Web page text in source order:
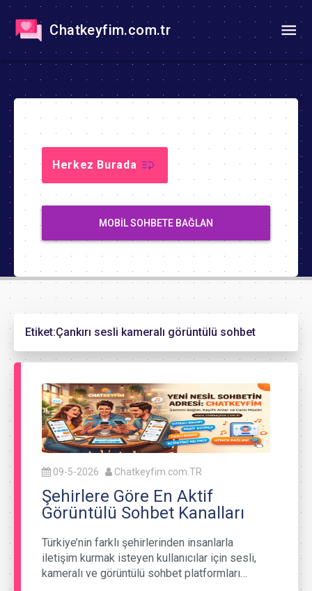
Chatkeyfim.com.tr
Herkez Burada
MOBIL SOHBETE BAĞLAN
Etiket:Çankırı sesli kameralı görüntülü sohbet
09-5-2026 Chatkeyfim.com.TR
Şehirlere Göre En Aktif
Görüntülü Sohbet Kanalları
Türkiye’nin farklı şehirlerinden insanlarla
iletişim kurmak isteyen kullanıcılar için sesli,
kameralı ve görüntülü sohbet platformları…